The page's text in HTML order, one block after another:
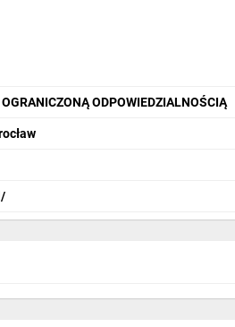
ODPOWIEDZIALNOŚCIĄ